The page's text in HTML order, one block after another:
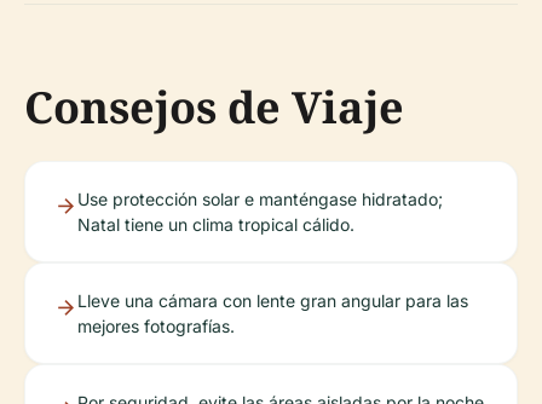
Consejos de Viaje
Use protección solar e manténgase hidratado;
Natal tiene un clima tropical cálido.
Lleve una cámara con lente gran angular para las
mejores fotografías.